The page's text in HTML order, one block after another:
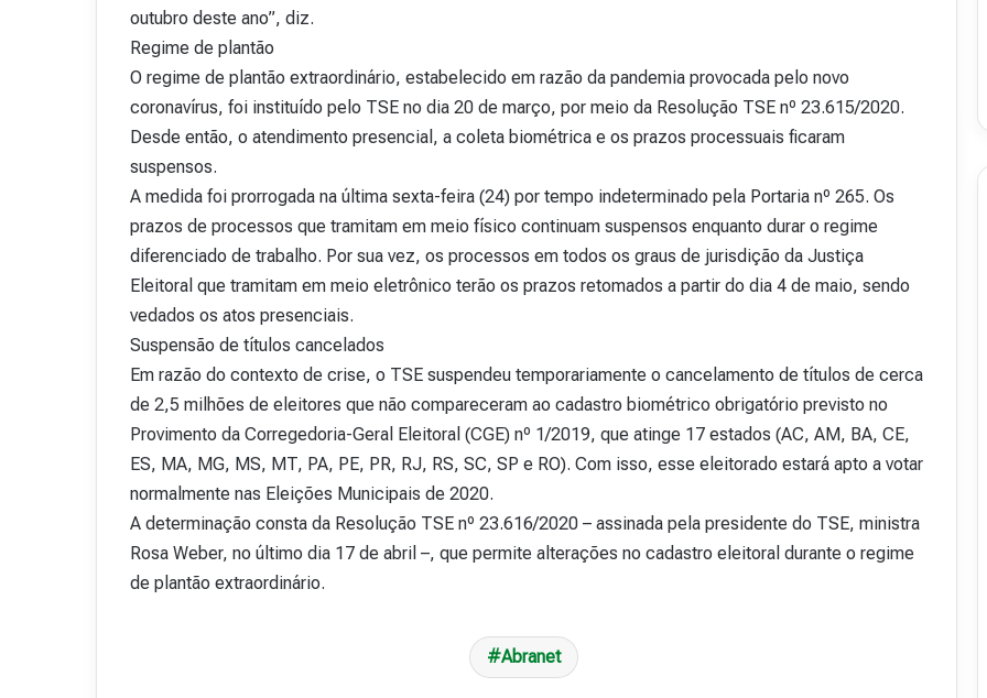
outubro deste ano”, diz.
Regime de plantão
O regime de plantão extraordinário, estabelecido em razão da pandemia provocada pelo novo
coronavírus, foi instituído pelo TSE no dia 20 de março, por meio da Resolução TSE nº 23.615/2020.
Desde então, o atendimento presencial, a coleta biométrica e os prazos processuais ficaram
suspensos.
A medida foi prorrogada na última sexta-feira (24) por tempo indeterminado pela Portaria nº 265. Os
prazos de processos que tramitam em meio físico continuam suspensos enquanto durar o regime
diferenciado de trabalho. Por sua vez, os processos em todos os graus de jurisdição da Justiça
Eleitoral que tramitam em meio eletrônico terão os prazos retomados a partir do dia 4 de maio, sendo
vedados os atos presenciais.
Suspensão de títulos cancelados
Em razão do contexto de crise, o TSE suspendeu temporariamente o cancelamento de títulos de cerca
de 2,5 milhões de eleitores que não compareceram ao cadastro biométrico obrigatório previsto no
Provimento da Corregedoria-Geral Eleitoral (CGE) nº 1/2019, que atinge 17 estados (AC, AM, BA, CE,
ES, MA, MG, MS, MT, PA, PE, PR, RJ, RS, SC, SP e RO). Com isso, esse eleitorado estará apto a votar
normalmente nas Eleições Municipais de 2020.
A determinação consta da Resolução TSE nº 23.616/2020 – assinada pela presidente do TSE, ministra
Rosa Weber, no último dia 17 de abril –, que permite alterações no cadastro eleitoral durante o regime
de plantão extraordinário.
Abranet